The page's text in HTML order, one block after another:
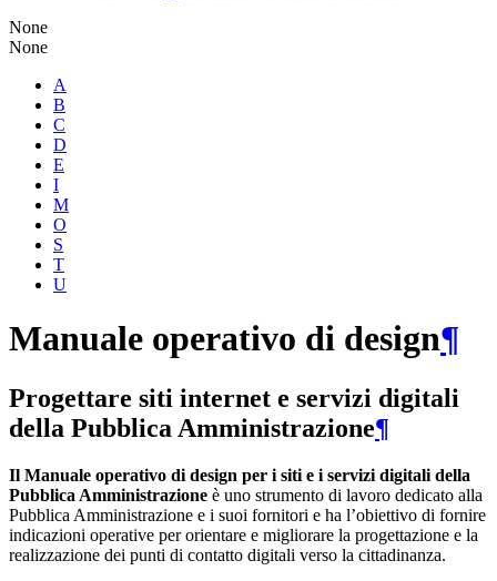
None
None
A
B
C
D
E
I
M
O
S
T
U
Manuale operativo di design¶
Progettare siti internet e servizi digitali
della Pubblica Amministrazione¶
Il Manuale operativo di design per i siti e i servizi digitali della
Pubblica Amministrazione è uno strumento di lavoro dedicato alla
Pubblica Amministrazione e i suoi fornitori e ha l’obiettivo di fornire
indicazioni operative per orientare e migliorare la progettazione e la
realizzazione dei punti di contatto digitali verso la cittadinanza.